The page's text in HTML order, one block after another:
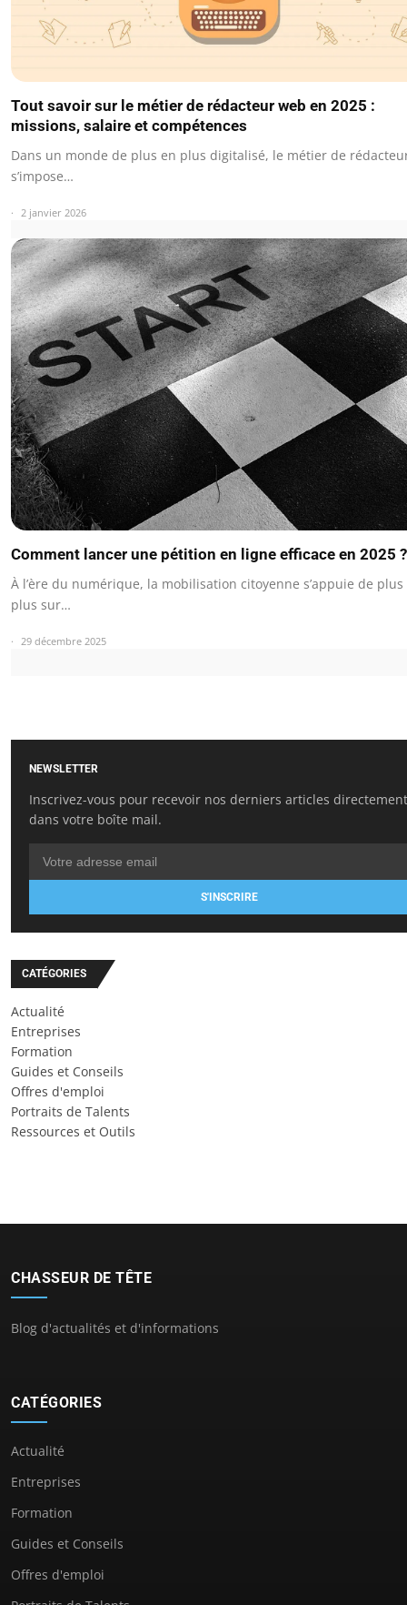
Tout savoir sur le métier de rédacteur web en 2025 :
missions, salaire et compétences
Dans un monde de plus en plus digitalisé, le métier de
s’impose…
2 janvier 2026
Comment lancer une pétition en ligne efficace en 2025 ?
À l’ère du numérique, la mobilisation citoyenne s’appuie de plus
plus sur…
29 décembre 2025
NEWSLETTER
Inscrivez-vous pour recevoir nos derniers articles directement
dans votre boîte mail.
S'INSCRIRE
CATÉGORIES
Actualité
Entreprises
Formation
Guides et Conseils
Offres d'emploi
Portraits de Talents
Ressources et Outils
CHASSEUR DE TÊTE
Blog d'actualités et d'informations
CATÉGORIES
Actualité
Entreprises
Formation
Guides et Conseils
Offres d'emploi